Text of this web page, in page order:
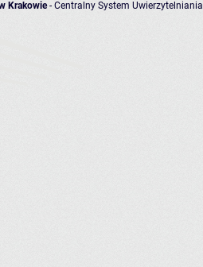
Krakowie- Centralny System Uwierzytelniania